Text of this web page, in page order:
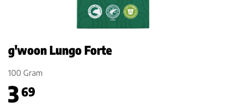
g'woon Lungo Forte
100 Gram
369